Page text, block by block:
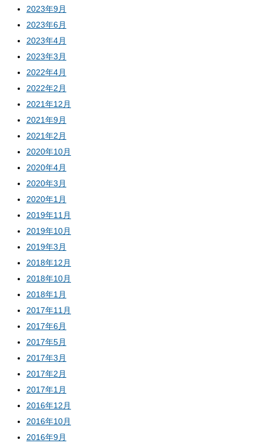
2023年9月
2023年6月
2023年4月
2023年3月
2022年4月
2022年2月
2021年12月
2021年9月
2021年2月
2020年10月
2020年4月
2020年3月
2020年1月
2019年11月
2019年10月
2019年3月
2018年12月
2018年10月
2018年1月
2017年11月
2017年6月
2017年5月
2017年3月
2017年2月
2017年1月
2016年12月
2016年10月
2016年9月